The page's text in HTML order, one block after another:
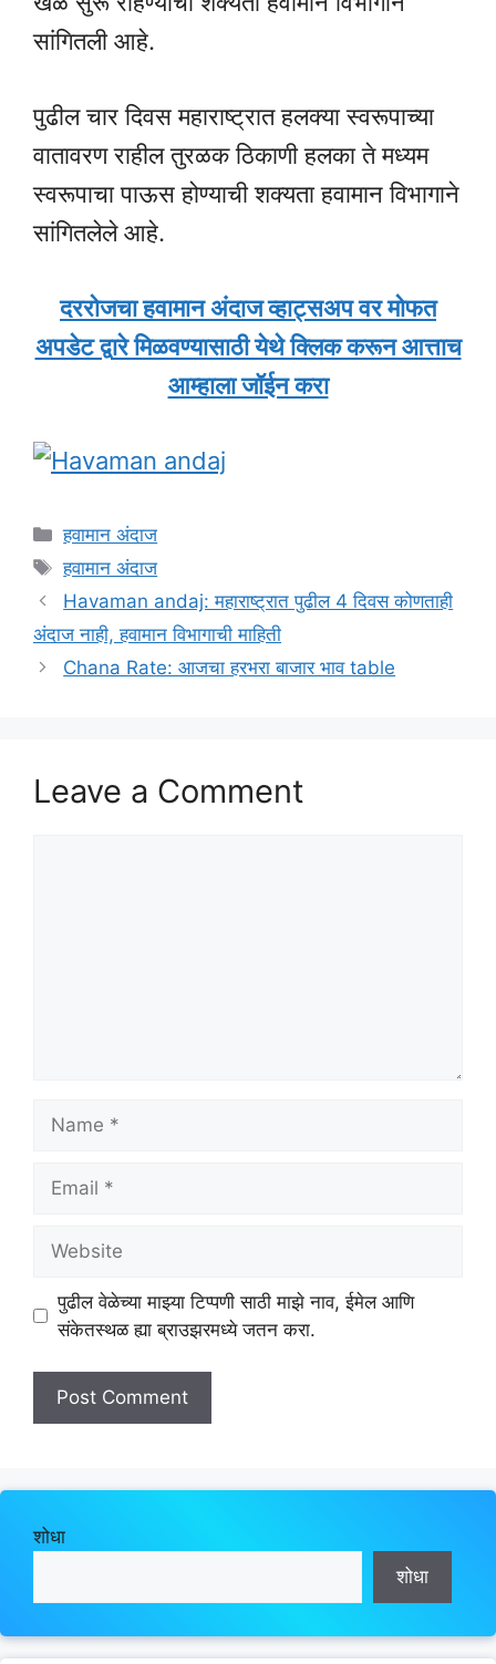
सांगितली आहे.
पुढील चार दिवस महाराष्ट्रात हलक्या स्वरूपाच्या
वातावरण राहील तुरळक ठिकाणी हलका ते मध्यम
स्वरूपाचा पाऊस होण्याची शक्यता हवामान विभागाने
सांगितलेले आहे.
दररोजचा हवामान अंदाज व्हाट्सअप वर मोफत
अपडेट द्वारे मिळवण्यासाठी येथे क्लिक करून आत्ताच
आम्हाला जॉईन करा
Categories
हवामान अंदाज
Tags
हवामान अंदाज
Havaman andaj: महाराष्ट्रात पुढील 4 दिवस कोणताही
अंदाज नाही, हवामान विभागाची माहिती
Chana Rate: आजचा हरभरा बाजार भाव table
Leave a Comment
पुढील वेळेच्या माझ्या टिप्पणी साठी माझे नाव, ईमेल आणि
संकेतस्थळ ह्या ब्राउझरमध्ये जतन करा.
शोधा
शोधा